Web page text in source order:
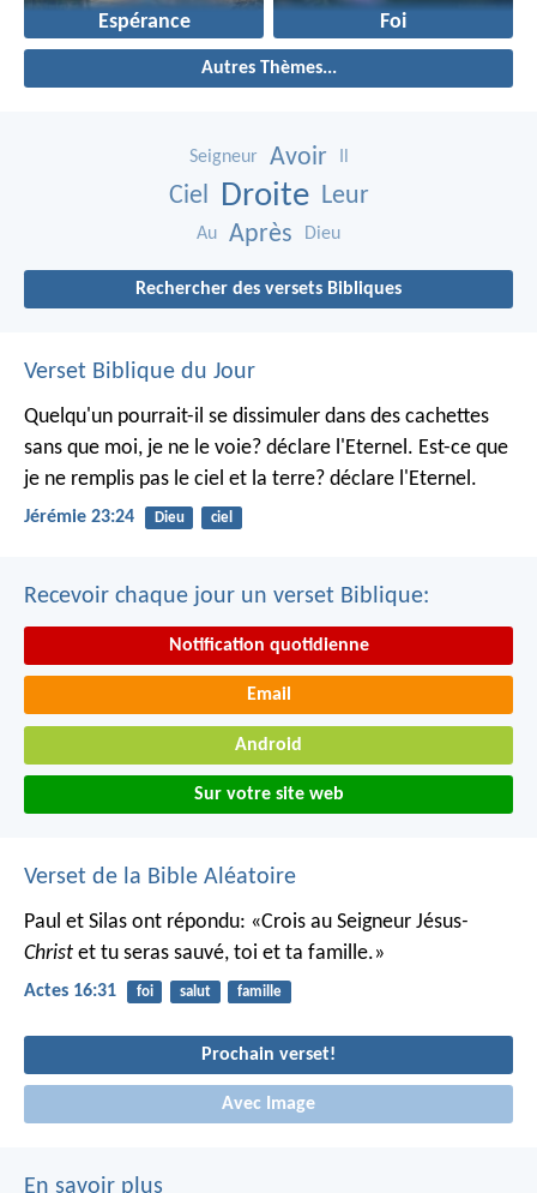
Espérance Foi
Autres Thèmes...
Seigneur Avoir Il
Ciel Droite Leur
Au Après Dieu
Rechercher des versets Bibliques
Verset Biblique du Jour
Quelqu'un pourrait-il se dissimuler dans des cachettes
sans que moi, je ne le voie? déclare l'Eternel. Est-ce que
je ne remplis pas le ciel et la terre? déclare l'Eternel.
Jérémie 23:24 Dieu ciel
Recevoir chaque jour un verset Biblique:
Notification quotidienne
Email
Android
Sur votre site web
Verset de la Bible Aléatoire
Paul et Silas ont répondu: «Crois au Seigneur Jésus-
Christ et tu seras sauvé, toi et ta famille.»
Actes 16:31 foi salut famille
Prochain verset!
Avec Image
En savoir plus